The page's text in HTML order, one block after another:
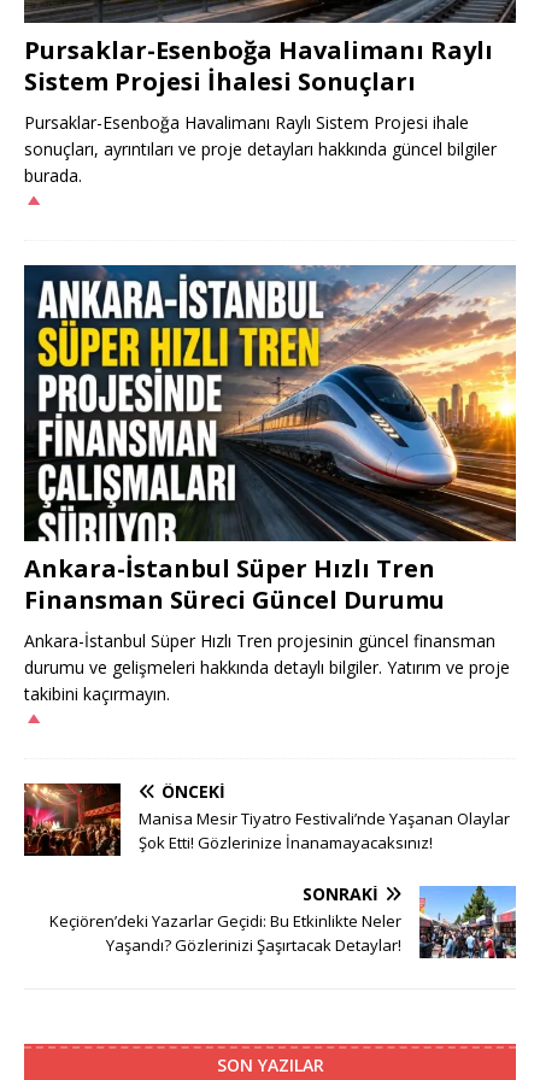
Pursaklar-Esenboğa Havalimanı Raylı
Sistem Projesi İhalesi Sonuçları
Pursaklar-Esenboğa Havalimanı Raylı Sistem Projesi ihale
sonuçları, ayrıntıları ve proje detayları hakkında güncel bilgiler
burada.
Ankara-İstanbul Süper Hızlı Tren
Finansman Süreci Güncel Durumu
Ankara-İstanbul Süper Hızlı Tren projesinin güncel finansman
durumu ve gelişmeleri hakkında detaylı bilgiler. Yatırım ve proje
takibini kaçırmayın.
ÖNCEKI
Manisa Mesir Tiyatro Festivali’nde Yaşanan Olaylar
Şok Etti! Gözlerinize İnanamayacaksınız!
SONRAKI
Keçiören’deki Yazarlar Geçidi: Bu Etkinlikte Neler
Yaşandı? Gözlerinizi Şaşırtacak Detaylar!
SON YAZILAR